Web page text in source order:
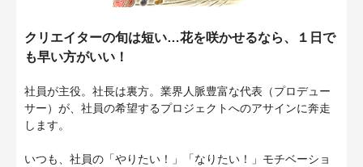
クリエイターの旬は短い…花を咲かせるなら、１日で
も早い方がいい！
社員が主役。社長は裏方。業界人脈豊富な代表（プロデュー
サー）が、社員の希望するプロジェクトへのアサインに奔走
します。
いつも、社員の「やりたい！」「なりたい！」モチベーショ